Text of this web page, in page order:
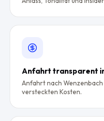
Anfahrt transparent
Anfahrt nach
versteckten Kosten.